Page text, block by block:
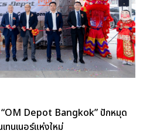
Depot Bangkok” ปักหมุด
ทนเนอร์แห่งใหม่